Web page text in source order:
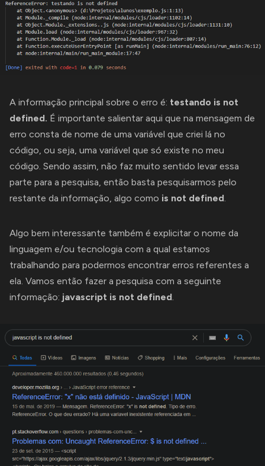
A informação principal sobre o erro é: testando is not
defined. É importante salientar aqui que na mensagem de
erro consta de nome de uma variável que criei lá no
código, ou seja, uma variável que só existe no meu
código. Sendo assim, não faz muito sentido levar essa
parte para a pesquisa, então basta pesquisarmos pelo
restante da informação, algo como is not defined
Algo bem interessante também é explicitar o nome da
linguagem e/ou tecnologia com a qual estamos
trabalhando para podermos encontrar erros referentes a
ela. Vamos então fazer a pesquisa com a seguinte
informação: javascript is not defined